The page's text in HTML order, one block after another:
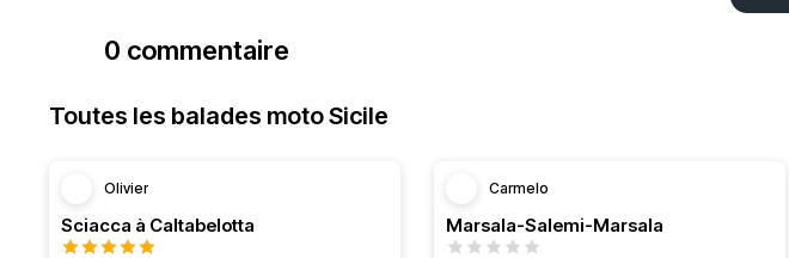
0 commentaire
Toutes les balades moto Sicile
Olivier
Sciacca à Caltabelotta
Carmelo
Marsala-Salemi-Marsala